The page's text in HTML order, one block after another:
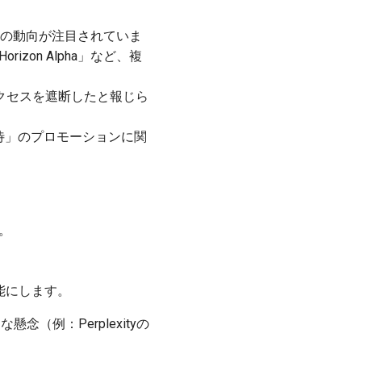
動向が注目されていま
Alpha」など、複
セスを遮断したと報じら
のプロモーションに関
します。
懸念（例：Perplexityの